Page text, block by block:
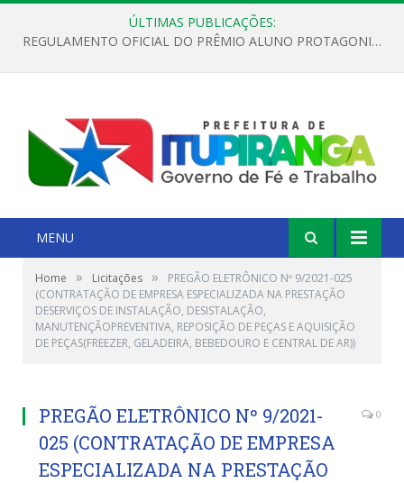
ÚLTIMAS PUBLICAÇÕES:
REGULAMENTO OFICIAL DO PRÊMIO ALUNO PROTAGONISTA – EDIÇÃO 2026
MENU
Home » Licitações »
PREGÃO ELETRÔNICO Nº 9/2021-025
(CONTRATAÇÃO DE EMPRESA ESPECIALIZADA NA PRESTAÇÃO
DESERVIÇOS DE INSTALAÇÃO, DESISTALAÇÃO,
MANUTENÇÃOPREVENTIVA, REPOSIÇÃO DE PEÇAS E AQUISIÇÃO
DE PEÇAS(FREEZER, GELADEIRA, BEBEDOURO E CENTRAL DE AR))
PREGÃO ELETRÔNICO Nº 9/2021-
025 (CONTRATAÇÃO DE EMPRESA
ESPECIALIZADA NA PRESTAÇÃO
0